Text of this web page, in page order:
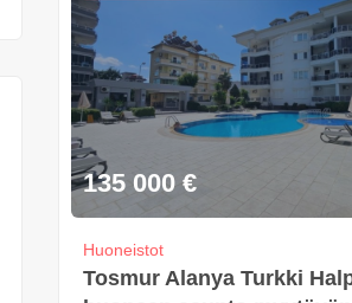
135 000 €
Huoneistot
Tosmur Alanya Turkki